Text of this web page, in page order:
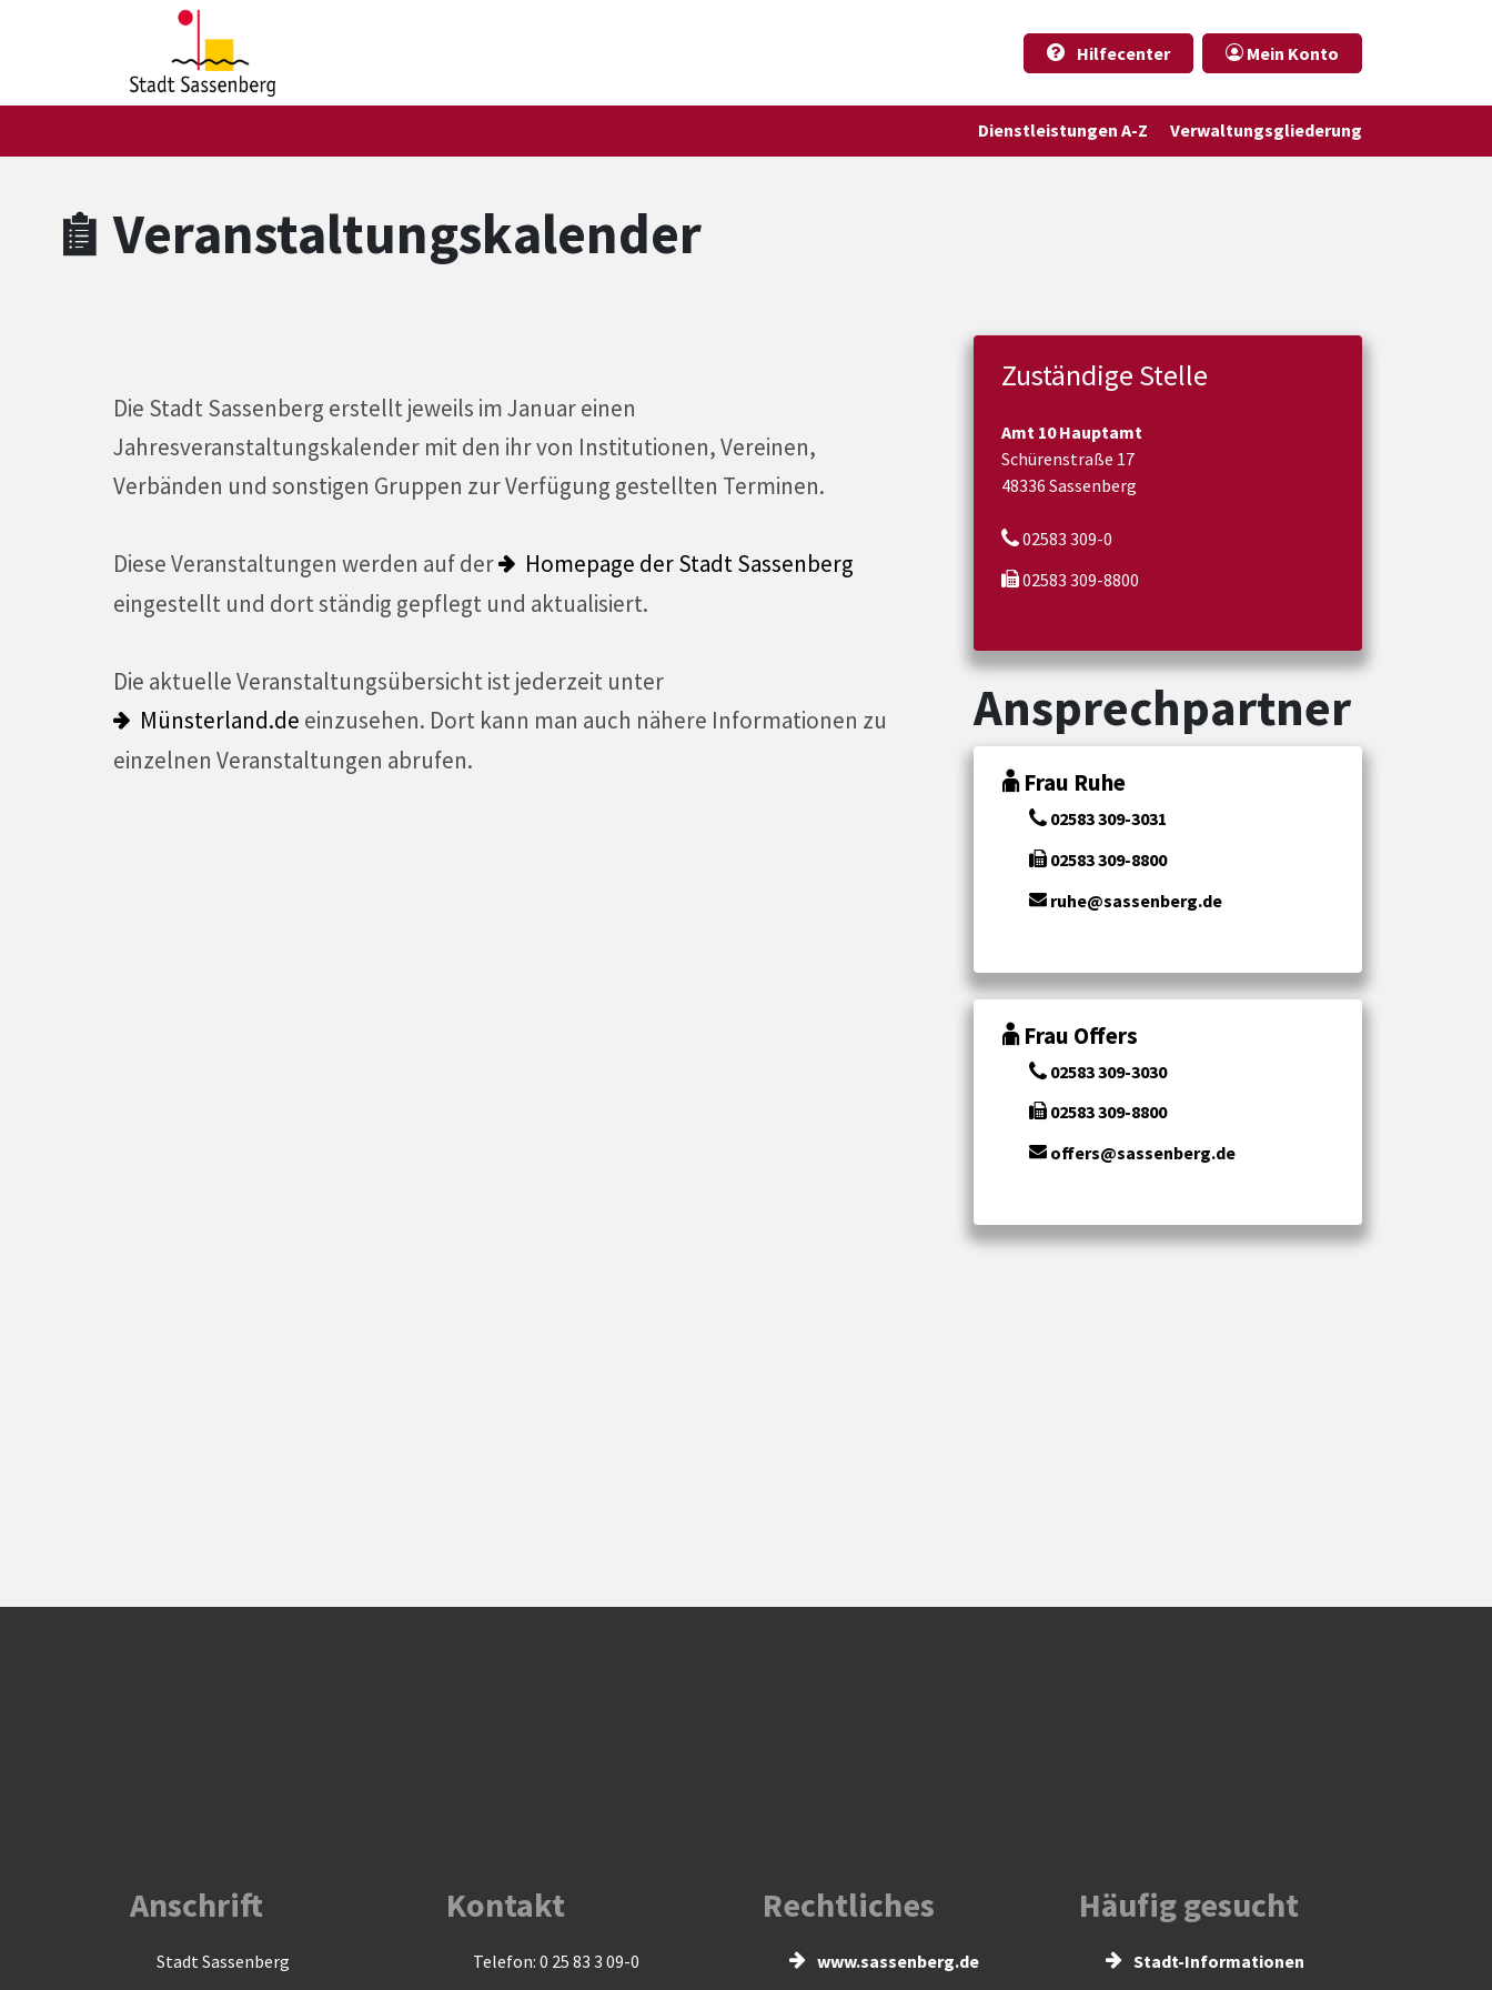
Zum Header
Zum Hauptinhalt
Zum Footer
Zum Hauptinhalt springen
Hilfecenter
Mein Konto
Dienstleistungen A-Z Verwaltungsgliederung
Veranstaltungskalender
Die Stadt Sassenberg erstellt jeweils im Januar einen
Jahresveranstaltungskalender mit den ihr von Institutionen, Vereinen,
Verbänden und sonstigen Gruppen zur Verfügung gestellten Terminen.
Diese Veranstaltungen werden auf der
Homepage der Stadt Sassenberg
eingestellt und dort ständig gepflegt und aktualisiert.
Die aktuelle Veranstaltungsübersicht ist jederzeit unter
Münsterland.de einzusehen. Dort kann man auch nähere Informationen zu
einzelnen Veranstaltungen abrufen.
Zuständige Stelle
Amt 10 Hauptamt
Schürenstraße 17
48336 Sassenberg
02583 309-0
02583 309-8800
Ansprechpartner
Frau Ruhe
02583 309-3031
02583 309-8800
ruhe@sassenberg.de
Frau Offers
02583 309-3030
02583 309-8800
offers@sassenberg.de
Anschrift
Stadt Sassenberg
Kontakt
Telefon: 0 25 83 3 09-0
Rechtliches
www.sassenberg.de
Häufig gesucht
Stadt-Informationen